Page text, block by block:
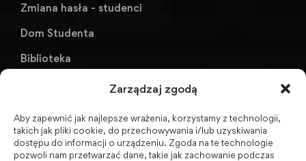
Zarządzaj zgodą
Aby zapewnić jak najlepsze wrażenia, korzystamy z technologii,
takich jak pliki cookie, do przechowywania i/lub uzyskiwania
dostępu do informacji o urządzeniu. Zgoda na te technologie
pozwoli nam przetwarzać dane, takie jak zachowanie podczas
Zmiana hasła - studenci
Dom Studenta
Biblioteka
KU AZS ANS w Raciborzu
Biuletyn Informacji Publicznej